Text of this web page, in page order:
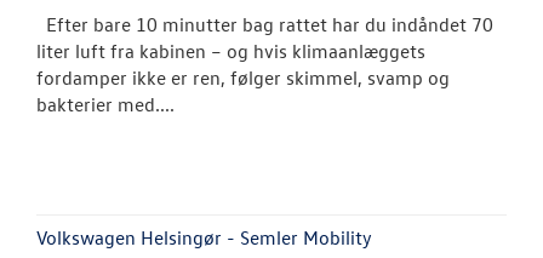
Efter bare 10 minutter bag rattet har du indåndet 70
liter luft fra kabinen – og hvis klimaanlæggets
fordamper ikke er ren, følger skimmel, svamp og
bakterier med....
Volkswagen Helsingør - Semler Mobility